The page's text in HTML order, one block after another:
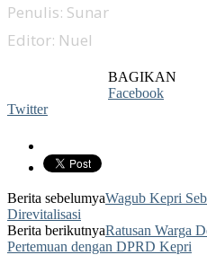
Penulis: Sunar
Editor: Nuel
BAGIKAN
Facebook
Twitter
Berita sebelumyaWagub Kepri
Direvitalisasi
Berita berikutnyaRatusan Warga
Pertemuan dengan DPRD Kepri